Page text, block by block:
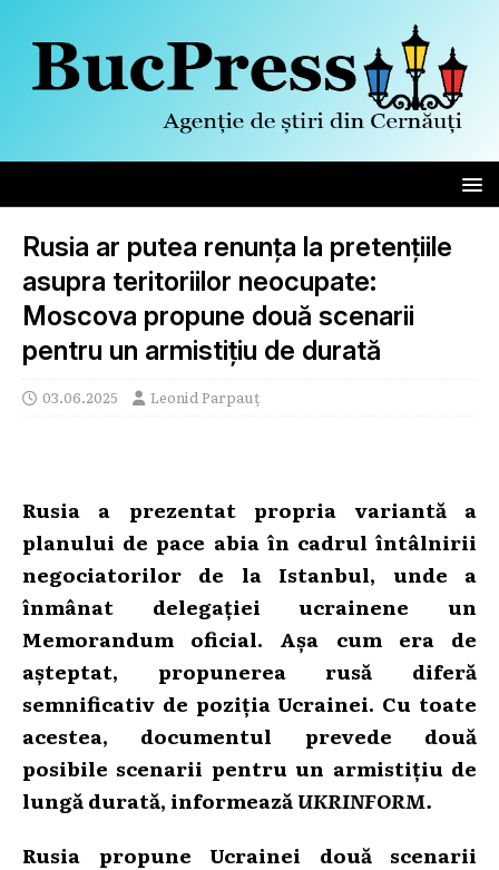
Rusia ar putea renunța la pretențiile
asupra teritoriilor neocupate:
Moscova propune două scenarii
pentru un armistițiu de durată
03.06.2025 Leonid Parpauț
Rusia a prezentat propria variantă a
planului de pace abia în cadrul întâlnirii
negociatorilor de la Istanbul, unde a
înmânat delegației ucrainene un
Memorandum oficial. Așa cum era de
așteptat, propunerea rusă diferă
semnificativ de poziția Ucrainei. Cu toate
acestea, documentul prevede două
posibile scenarii pentru un armistițiu de
lungă durată, informeazăUKRINFORM.
Rusia propune Ucrainei două scenarii